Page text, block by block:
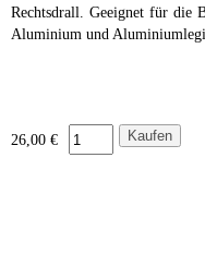
Rechtsdrall. Geeignet für die
Aluminium und
26,00 €